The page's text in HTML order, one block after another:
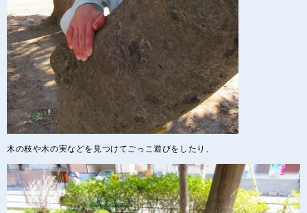
木の枝や木の実などを見つけてごっこ遊びをしたり、